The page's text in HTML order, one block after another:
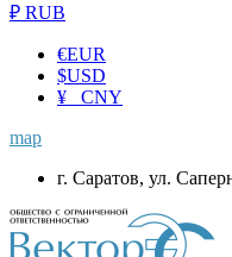
₽ RUB
€EUR
$USD
¥ CNY
map
г. Саратов, ул.